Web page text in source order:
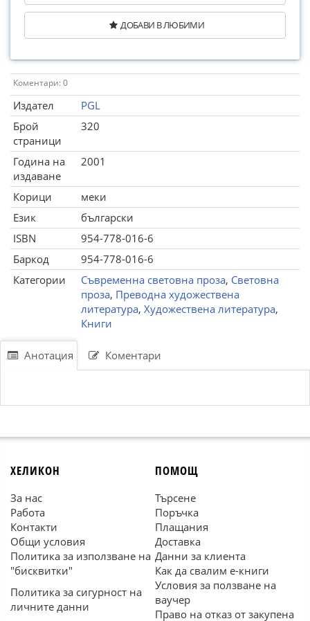
ДОБАВИ В ЛЮБИМИ
Коментари: 0
Издател
PGL
Брой
страници
320
Година на
издаване
2001
Корици
меки
Език
български
ISBN
954-778-016-6
Баркод
954-778-016-6
Категории
Съвременна световна проза, Световна
проза, Преводна художествена
литература, Художествена литература,
Книги
Анотация Коментари
ХЕЛИКОН
За нас
Работа
Контакти
Общи условия
Политика за използване на
"бисквитки"
Политика за сигурност на
личните данни
ПОМОЩ
Търсене
Поръчка
Плащания
Доставка
Данни за клиента
Как да свалим е-книги
Условия за ползване на
ваучер
Право на отказ от закупена